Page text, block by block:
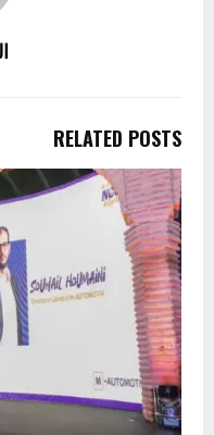
RELATED POSTS